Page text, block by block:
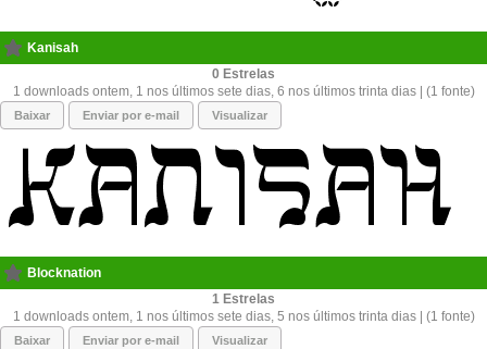
Kanisah
0
1 downloads ontem, 1 nos últimos sete dias, 6 nos últimos trinta dias | (1 fonte)
Baixar Enviar por e-mail Visualizar
Blocknation
1
1 downloads ontem, 1 nos últimos sete dias, 5 nos últimos trinta dias | (1 fonte)
Baixar Enviar por e-mail Visualizar